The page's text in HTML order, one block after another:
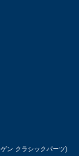
ン クラシックパーツ)